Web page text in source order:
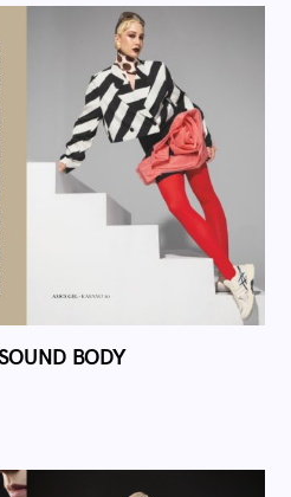
BODY